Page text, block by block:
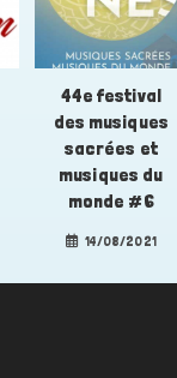
44e festival
des musiques
sacrées et
musiques du
monde #6
14/08/2021